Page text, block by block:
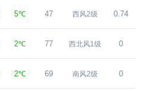
5℃ 47 西风2级 0.74
2℃ 77 西北风1级 0
2℃ 69 南风2级 0